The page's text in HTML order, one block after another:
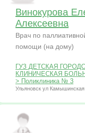
Винокурова
Алексеевна
Врач по
помощи (на дому)
ГУЗ ДЕТСКАЯ
КЛИНИЧЕСКАЯ
> Поликлиника № 3
Ульяновск ул